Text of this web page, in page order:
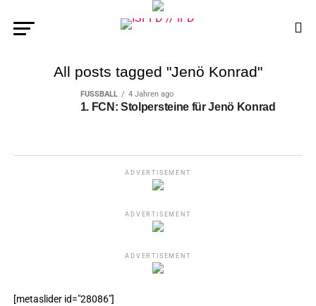
All posts tagged "Jenö Konrad"
FUSSBALL 4 Jahren ago
1. FCN: Stolpersteine für Jenö Konrad
ADVERTISEMENT
ADVERTISEMENT
ADVERTISEMENT
[metaslider id="28086"]